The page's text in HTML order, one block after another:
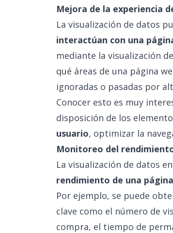
Mejora de la experiencia
La visualización de datos
interactúan con una
mediante la visualización
qué áreas de una página
ignoradas o pasadas por
Conocer esto es muy
disposición de los
usuario, optimizar la
Monitoreo del
La visualización de datos
rendimiento de una
Por ejemplo, se puede
clave como el número de
compra, el tiempo de